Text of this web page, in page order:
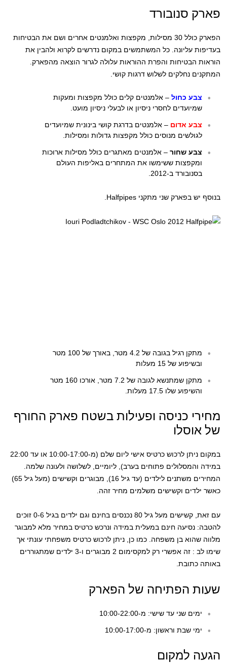
פארק סנובורד
הפארק כולל 30 מסילות, מקפצות ואלמנטים אחרים ושם את הבטיחות
בעדיפות עליונה. כל המשתמשים במקום נדרשים לקרוא ולהבין את
הוראות הבטיחות והפרת ההוראות עלולה לגרור הוצאה מהפארק.
המתקנים נחלקים לשלוש דרגות קושי.
צבע כחול– אלמנטים קלים כולל מקפצות ומעקות
שמיועדים לחסרי ניסיון או לבעלי ניסיון מועט.
צבע אדום – אלמנטים בדרגת קושי בינונית שמיועדים
לגולשים מנוסים כולל מקפצות גדולות ומסילות.
צבע שחור– אלמנטים מאתגרים כולל מסילות ארוכות
ומקפצות ששימשו את המתחרים באליפות העולם
בסנובורד ב-2012.
בנוסף יש בפארק שני מתקני Halfpipes.
מתקן רגיל בגובה של 4.2 מטר, באורך של 100 מטר
ובשיפוע של 15 מעלות
מתקן שמתנשא לגובה של 7.2 מטר, אורכו 160 מטר
והשיפוע שלו 17.5 מעלות.
מחירי כניסה ופעילות בשטח פארק החורף
של אוסלו
במקום ניתן לרכוש כרטיס אישי ליום שלם (מ-10:00-17:00 או עד 22:00
במידה והמסלולים פתוחים בערב), ליומיים, לשלושה ולעונה שלמה.
המחירים משתנים לילדים (עד גיל 16), מבוגרים וקשישים (מעל גיל 65)
כאשר ילדים וקשישים משלמים מחיר זהה.
עם זאת, קשישים מעל גיל 80 נכנסים בחינם וגם ילדים בגיל 0-6 זוכים
להטבה: נסיעה חינם במעלית במידה ונרכש כרטיס במחיר מלא למבוגר
מלווה שהוא בן משפחה. כמו כן, ניתן לרכוש כרטיס משפחתי עונתי אך
שימו לב : זה אפשרי רק למקסימום 2 מבוגרים ו-3 ילדים שמתגוררים
באותה כתובת.
שעות הפתיחה של הפארק
ימים שני עד שישי: מ-10:00-22:00
ימי שבת וראשון: מ-10:00-17:00
הגעה למקום